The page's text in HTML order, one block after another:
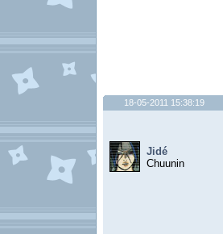
18-05-2011 15:38:19
Jidé
Chuunin